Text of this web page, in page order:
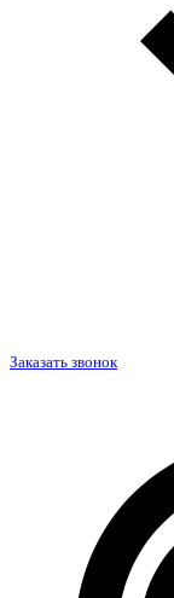
Заказать звонок